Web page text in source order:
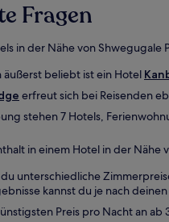
Fragen
in der Nähe von Shwegugale
äußerst beliebt ist ein Hotel
erfreut sich bei Reisenden
stehen 7 Hotels,
in einem Hotel in der Nähe
unterschiedliche
kannst du je nach
Preis pro Nacht an ab